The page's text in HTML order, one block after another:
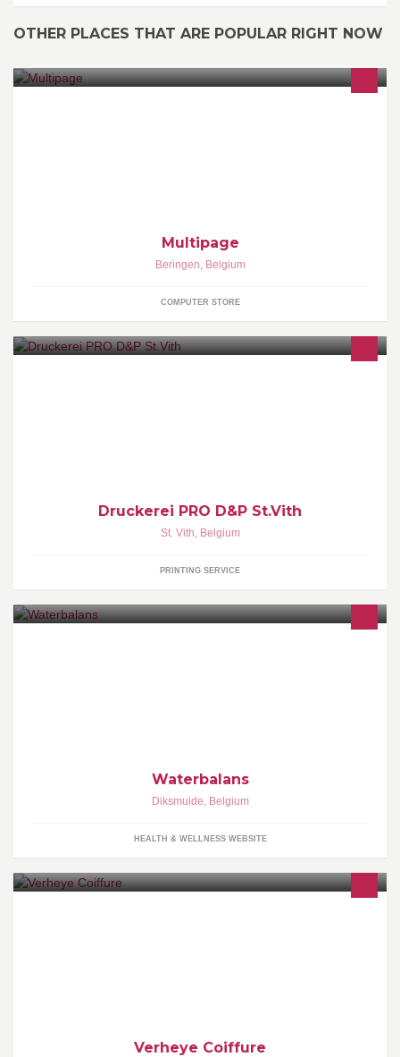
OTHER PLACES THAT ARE POPULAR RIGHT NOW
Multipage
Beringen, Belgium
COMPUTER STORE
Druckerei PRO D&P St.Vith
St. Vith, Belgium
PRINTING SERVICE
Waterbalans
Diksmuide, Belgium
HEALTH & WELLNESS WEBSITE
Verheye Coiffure